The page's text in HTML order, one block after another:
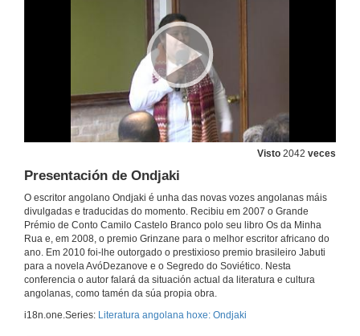
Visto 2042 veces
Presentación de Ondjaki
O escritor angolano Ondjaki é unha das novas vozes angolanas máis
divulgadas e traducidas do momento. Recibiu em 2007 o Grande
Prémio de Conto Camilo Castelo Branco polo seu libro Os da Minha
Rua e, em 2008, o premio Grinzane para o melhor escritor africano do
ano. Em 2010 foi-lhe outorgado o prestixioso premio brasileiro Jabuti
para a novela AvóDezanove e o Segredo do Soviético. Nesta
conferencia o autor falará da situación actual da literatura e cultura
angolanas, como tamén da súa propia obra.
i18n.one.Series: Literatura angolana hoxe: Ondjaki